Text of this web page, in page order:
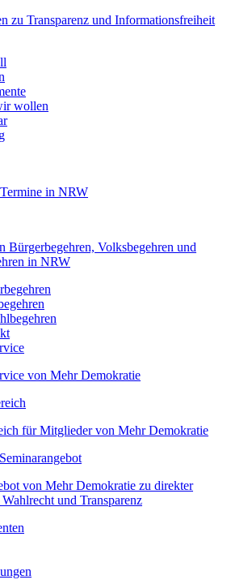
zu Transparenz und Informationsfreiheit
wollen
in NRW
Bürgerbegehren, Volksbegehren und
in NRW
von Mehr Demokratie
für Mitglieder von Mehr Demokratie
von Mehr Demokratie zu direkter
und Transparenz